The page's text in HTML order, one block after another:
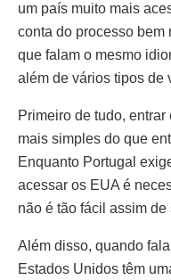
um país muito mais
conta do processo bem
que falam o mesmo
além de vários tipos de
Primeiro de tudo,
mais simples do que
Enquanto Portugal
acessar os EUA é
não é tão fácil assim de
Além disso, quando
Estados Unidos têm